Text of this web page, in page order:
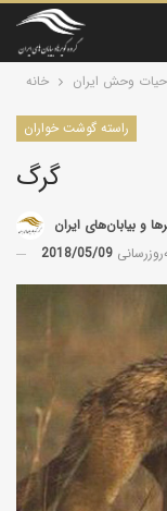
خانه حیات وحش ایران
راسته گوشت خواران
گرگ
و بیابان‌های ایران
2018/05/09